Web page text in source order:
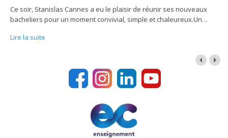
Ce soir, Stanislas Cannes a eu le plaisir de réunir ses nouveaux
bacheliers pour un moment convivial, simple et chaleureux.Un…
Lire la suite